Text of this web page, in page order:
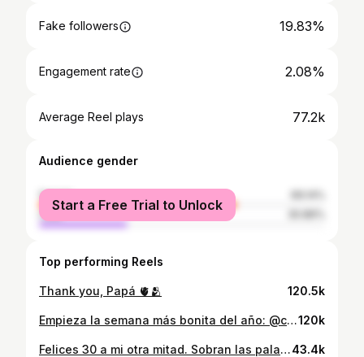
Fake followers 19.83%
Engagement rate 2.08%
Average Reel plays 77.2k
Audience gender
female
male
Start a Free Trial to Unlock
Top performing Reels
Thank you, Papá 🫀🫂 120.5k
Empieza la semana más bonita del año: @clarissawellenbrink 👰🏼‍♀️💍🤍120k
Felices 30 a mi otra mitad. Sobran las palabras cuando tienes a tu lado a una amiga que se ha convertido en familia; leal, generosa y con el corazón más grande. Por una vida juntas, mi cho. 🫀🫂43.4k